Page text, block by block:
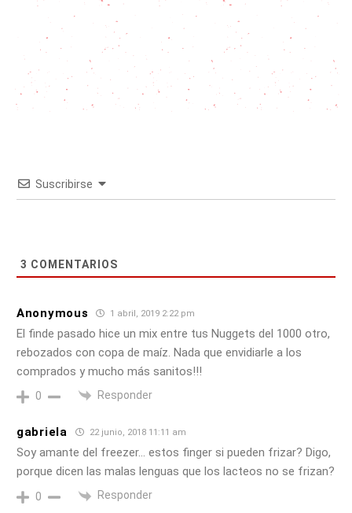
Suscribirse
3 COMENTARIOS
Anonymous 1 abril, 2019 2:22 pm
El finde pasado hice un mix entre tus Nuggets del 1000 otro,
rebozados con copa de maíz. Nada que envidiarle a los
comprados y mucho más sanitos!!!
0 Responder
gabriela 22 junio, 2018 11:11 am
Soy amante del freezer… estos finger si pueden frizar? Digo,
porque dicen las malas lenguas que los lacteos no se frizan?
0 Responder